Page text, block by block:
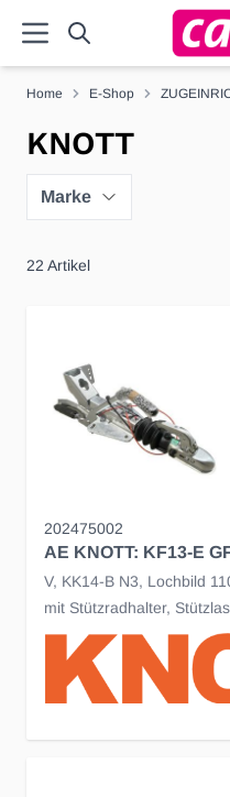
Home E-Shop
KNOTT
Marke
22 Artikel
202475002
AE KNOTT: KF13-E
V, KK14-B N3, Lochbild
mit Stützradhalter,